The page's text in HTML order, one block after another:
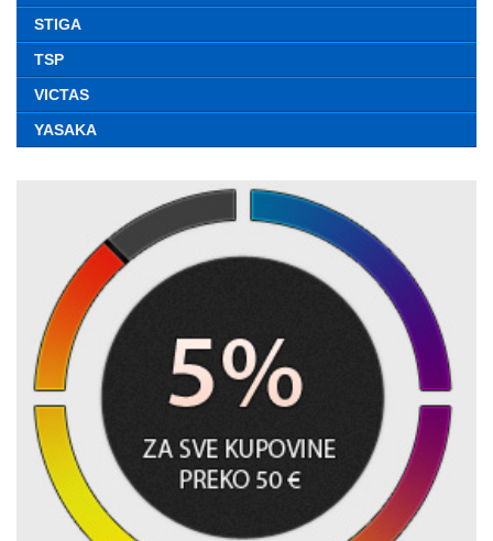
STIGA
TSP
VICTAS
YASAKA